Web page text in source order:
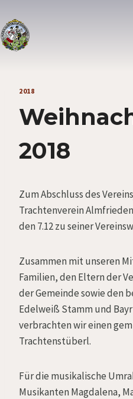
Inhalt
springen
2018
2018
Zum Abschluss des
Trachtenverein
den 7.12 zu seiner
Zusammen mit unseren
Familien, den Eltern der
der Gemeinde sowie den
Edelweiß Stamm und
verbrachten wir einen
Trachtenstüberl.
Für die musikalische
Musikanten Magdalena,